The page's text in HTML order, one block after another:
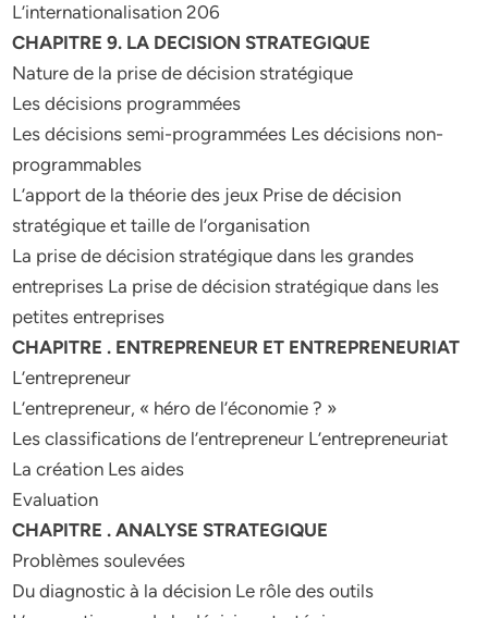
L’internationalisation 206
CHAPITRE 9. LA DECISION STRATEGIQUE
Nature de la prise de décision stratégique
Les décisions programmées
Les décisions semi-programmées Les décisions non-
programmables
L’apport de la théorie des jeux Prise de décision
stratégique et taille de l’organisation
La prise de décision stratégique dans les grandes
entreprises La prise de décision stratégique dans les
petites entreprises
CHAPITRE . ENTREPRENEUR ET ENTREPRENEURIAT
L’entrepreneur
L’entrepreneur, « héro de l’économie ? »
Les classifications de l’entrepreneur L’entrepreneuriat
La création Les aides
Evaluation
CHAPITRE . ANALYSE STRATEGIQUE
Problèmes soulevées
Du diagnostic à la décision Le rôle des outils